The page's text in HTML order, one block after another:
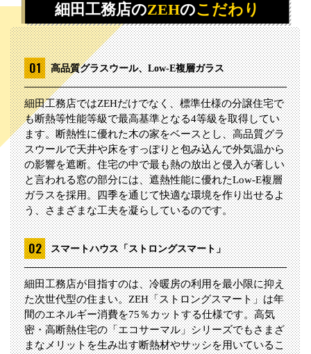
細田工務店のZEHのこだわり
高品質グラスウール、Low-E複層ガラス
細田工務店ではZEHだけでなく、標準仕様の分譲住宅で
も断熱等性能等級で最高基準となる4等級を取得してい
ます。断熱性に優れた木の家をベースとし、高品質グラ
スウールで天井や床をすっぽりと包み込んで外気温から
の影響を遮断。住宅の中で最も熱の放出と侵入が著しい
と言われる窓の部分には、遮熱性能に優れたLow-E複層
ガラスを採用。四季を通じて快適な環境を作り出せるよ
う、さまざまな工夫を凝らしているのです。
スマートハウス「ストロングスマート」
細田工務店が目指すのは、冷暖房の利用を最小限に抑え
た次世代型の住まい。ZEH「ストロングスマート」は年
間のエネルギー消費を75％カットする仕様です。高気
密・高断熱住宅の「エコサーマル」シリーズでもさまざ
まなメリットを生み出す断熱材やサッシを用いているこ